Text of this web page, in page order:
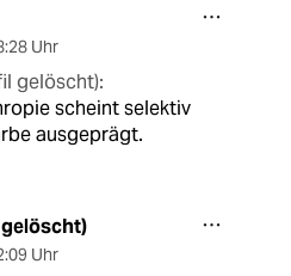
Uhr
gelöscht):
scheint selektiv
ausgeprägt.
Uhr